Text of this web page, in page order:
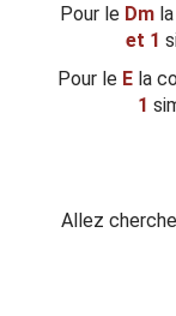
Pour le Dm
et 1
Pour le E la
1
Allez